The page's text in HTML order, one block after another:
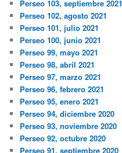
Perseo 103, septiembre 2021
Perseo 102, agosto 2021
Perseo 101, julio 2021
Perseo 100, junio 2021
Perseo 99, mayo 2021
Perseo 98, abril 2021
Perseo 97, marzo 2021
Perseo 96, febrero 2021
Perseo 95, enero 2021
Perseo 94, diciembre 2020
Perseo 93, noviembre 2020
Perseo 92, octubre 2020
Perseo 91, septiembre 2020